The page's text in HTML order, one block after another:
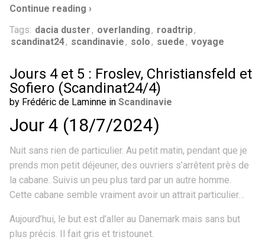
Continue reading ›
Tags: dacia duster, overlanding, roadtrip,
scandinat24, scandinavie, solo, suede, voyage
Jours 4 et 5 : Froslev, Christiansfeld et
Sofiero (Scandinat24/4)
by Frédéric de Laminne in Scandinavie
Jour 4 (18/7/2024)
Nuit sans rien de particulier. Au petit matin, pendant que je
prends mon petit déjeuner, des ouvriers s’arrêtent près de
la cabane. Suivis un peu plus tard par un autre homme.
Cette cabane semble vraiment avoir un attrait particulier…
Aujourd’hui, le but est d’aller au Danemark mais sans but
plus précis. Il fait gris et tristounet.